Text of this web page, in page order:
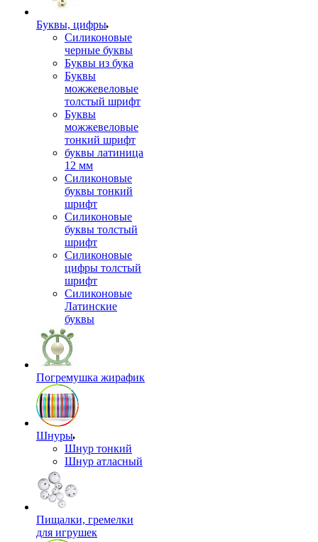
Буквы, цифры
Силиконовые
черные буквы
Буквы из бука
Буквы
можжевеловые
толстый шрифт
Буквы
можжевеловые
тонкий шрифт
буквы латиница
12 мм
Силиконовые
буквы тонкий
шрифт
Силиконовые
буквы толстый
шрифт
Силиконовые
цифры толстый
шрифт
Силиконовые
Латинские
буквы
Погремушка жирафик
Шнуры
Шнур тонкий
Шнур атласный
Пищалки, гремелки
для игрушек